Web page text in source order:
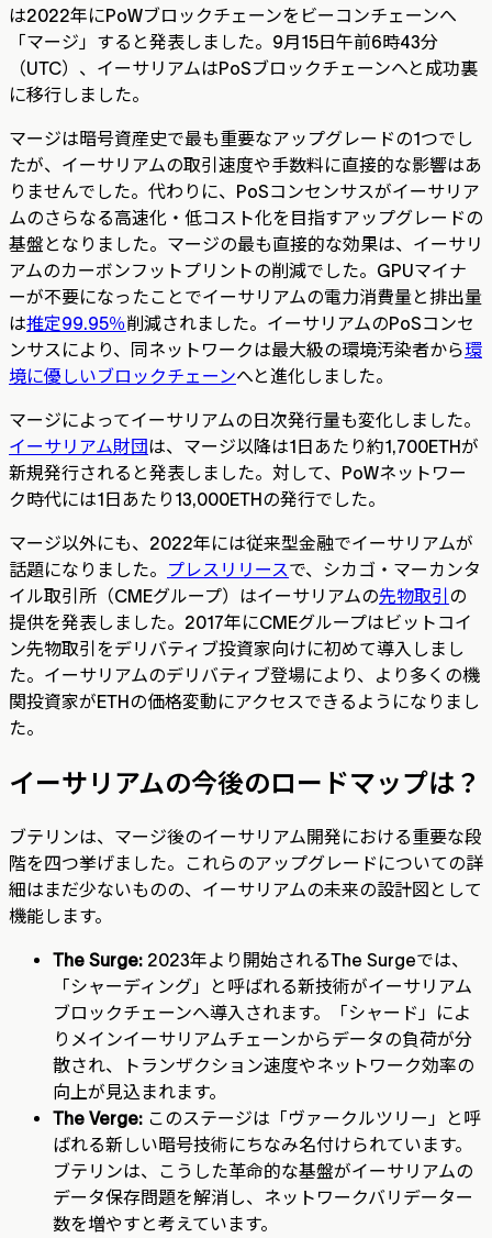
は2022年にPoWブロックチェーンをビーコンチェーンへ
「マージ」すると発表しました。9月15日午前6時43分
（UTC）、イーサリアムはPoSブロックチェーンへと成功裏
に移行しました。
マージは暗号資産史で最も重要なアップグレードの1つでし
たが、イーサリアムの取引速度や手数料に直接的な影響はあ
りませんでした。代わりに、PoSコンセンサスがイーサリア
ムのさらなる高速化・低コスト化を目指すアップグレードの
基盤となりました。マージの最も直接的な効果は、イーサリ
アムのカーボンフットプリントの削減でした。GPUマイナ
ーが不要になったことでイーサリアムの電力消費量と排出量
は推定99.95％削減されました。イーサリアムのPoSコンセ
ンサスにより、同ネットワークは最大級の環境汚染者から環
境に優しいブロックチェーンへと進化しました。
マージによってイーサリアムの日次発行量も変化しました。
イーサリアム財団は、マージ以降は1日あたり約1,700ETHが
新規発行されると発表しました。対して、PoWネットワー
ク時代には1日あたり13,000ETHの発行でした。
マージ以外にも、2022年には従来型金融でイーサリアムが
話題になりました。
プレスリリースで、シカゴ・マーカンタ
イル取引所（CMEグループ）はイーサリアムの先物取引 の
提供を発表しました。2017年にCMEグループはビットコイ
ン先物取引をデリバティブ投資家向けに初めて導入しまし
た。イーサリアムのデリバティブ登場により、より多くの機
関投資家がETHの価格変動にアクセスできるようになりまし
た。
イーサリアムの今後のロードマップは？
ブテリンは、マージ後のイーサリアム開発における重要な段
階を四つ挙げました。これらのアップグレードについての詳
細はまだ少ないものの、イーサリアムの未来の設計図として
機能します。
The Surge: 2023年より開始されるThe Surgeでは、
「シャーディング」と呼ばれる新技術がイーサリアム
ブロックチェーンへ導入されます。「シャード」によ
りメインイーサリアムチェーンからデータの負荷が分
散され、トランザクション速度やネットワーク効率の
向上が見込まれます。
The Verge: このステージは「ヴァークルツリー」と呼
ばれる新しい暗号技術にちなみ名付けられています。
ブテリンは、こうした革命的な基盤がイーサリアムの
データ保存問題を解消し、ネットワークバリデーター
数を増やすと考えています。